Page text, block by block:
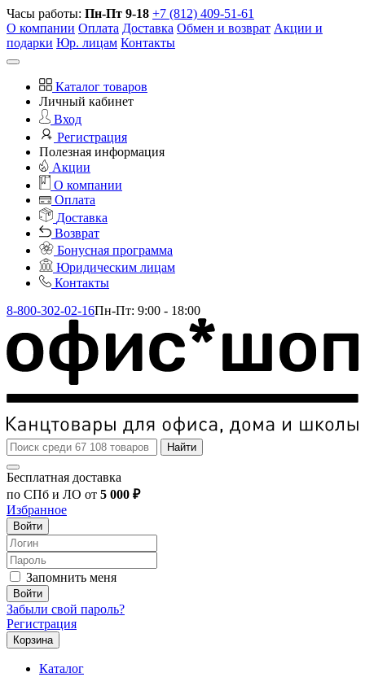
Часы работы: Пн-Пт 9-18 +7 (812) 409-51-61
О компании Оплата Доставка Обмен и возврат Акции и
подарки Юр. лицам Контакты
Каталог товаров
Личный кабинет
Вход
Регистрация
Полезная информация
Акции
О компании
Оплата
Доставка
Возврат
Бонусная программа
Юридическим лицам
Контакты
8-800-302-02-16Пн-Пт: 9:00 - 18:00
Найти
Бесплатная доставка
по СПб и ЛО от 5 000 ₽
Избранное
Войти
Запомнить меня
Войти
Забыли свой пароль?
Регистрация
Корзина
Каталог